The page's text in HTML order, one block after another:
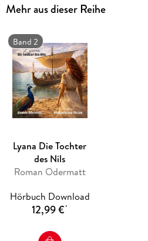
Mehr aus dieser Reihe
Band 2
Lyana Die Tochter
des Nils
Roman Odermatt
Hörbuch Download
12,99 €*